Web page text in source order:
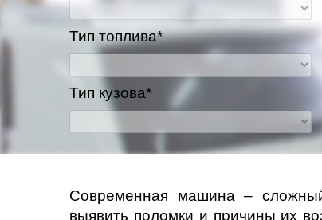
Тип топлива*
Тип кузова*
Современная машина –
выявить поломки и причины их